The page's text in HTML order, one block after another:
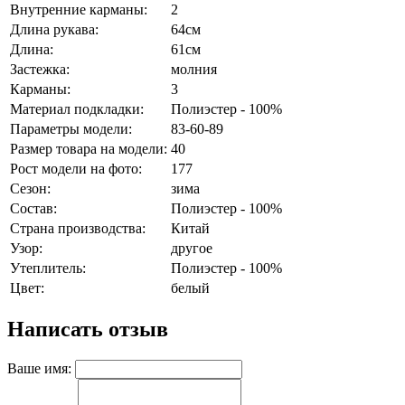
Внутренние карманы:
2
Длина рукава:
64см
Длина:
61см
Застежка:
молния
Карманы:
3
Материал подкладки:
Полиэстер - 100%
Параметры модели:
83-60-89
Размер товара на модели: 40
Рост модели на фото:
177
Сезон:
зима
Состав:
Полиэстер - 100%
Страна производства:
Китай
Узор:
другое
Утеплитель:
Полиэстер - 100%
Цвет:
белый
Написать отзыв
Ваше имя: